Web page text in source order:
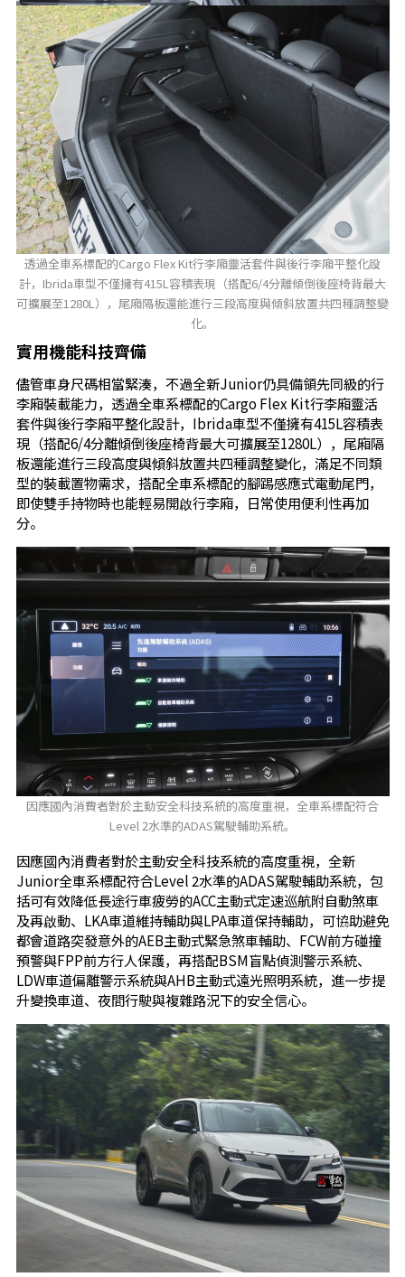
透過全車系標配的Cargo Flex Kit行李廂靈活套件與後行李廂平整化設
計，Ibrida車型不僅擁有415L容積表現（搭配6/4分離傾倒後座椅背最大
可擴展至1280L），尾廂隔板還能進行三段高度與傾斜放置共四種調整變
化。
實用機能科技齊備
儘管車身尺碼相當緊湊，不過全新Junior仍具備領先同級的行
李廂裝載能力，透過全車系標配的Cargo Flex Kit行李廂靈活
套件與後行李廂平整化設計，Ibrida車型不僅擁有415L容積表
現（搭配6/4分離傾倒後座椅背最大可擴展至1280L），尾廂隔
板還能進行三段高度與傾斜放置共四種調整變化，滿足不同類
型的裝載置物需求，搭配全車系標配的腳踢感應式電動尾門，
即使雙手持物時也能輕易開啟行李廂，日常使用便利性再加
分。
因應國內消費者對於主動安全科技系統的高度重視，全車系標配符合
Level 2水準的ADAS駕駛輔助系統。
因應國內消費者對於主動安全科技系統的高度重視，全新
Junior全車系標配符合Level 2水準的ADAS駕駛輔助系統，包
括可有效降低長途行車疲勞的ACC主動式定速巡航附自動煞車
及再啟動、LKA車道維持輔助與LPA車道保持輔助，可協助避免
都會道路突發意外的AEB主動式緊急煞車輔助、FCW前方碰撞
預警與FPP前方行人保護，再搭配BSM盲點偵測警示系統、
LDW車道偏離警示系統與AHB主動式遠光照明系統，進一步提
升變換車道、夜間行駛與複雜路況下的安全信心。